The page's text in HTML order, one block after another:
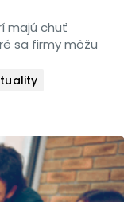
majú chuť
sa firmy môžu